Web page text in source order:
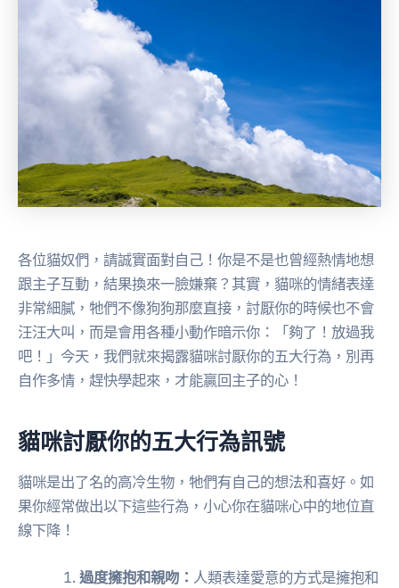
各位貓奴們，請誠實面對自己！你是不是也曾經熱情地想
跟主子互動，結果換來一臉嫌棄？其實，貓咪的情緒表達
非常細膩，牠們不像狗狗那麼直接，討厭你的時候也不會
汪汪大叫，而是會用各種小動作暗示你：「夠了！放過我
吧！」今天，我們就來揭露貓咪討厭你的五大行為，別再
自作多情，趕快學起來，才能贏回主子的心！
貓咪討厭你的五大行為訊號
貓咪是出了名的高冷生物，牠們有自己的想法和喜好。如
果你經常做出以下這些行為，小心你在貓咪心中的地位直
線下降！
過度擁抱和親吻： 人類表達愛意的方式是擁抱和